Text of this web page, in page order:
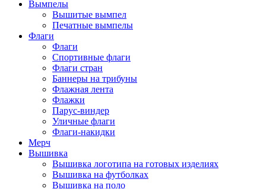
Вымпелы
Вышитые вымпел
Печатные вымпелы
Флаги
Флаги
Спортивные флаги
Флаги стран
Баннеры на трибуны
Флажная лента
Флажки
Парус-виндер
Уличные флаги
Флаги-накидки
Мерч
Вышивка
Вышивка логотипа на готовых изделиях
Вышивка на футболках
Вышивка на поло